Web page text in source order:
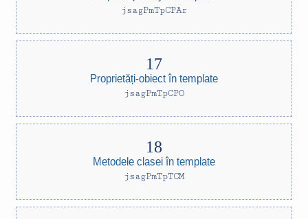
jsagPmTpCPAr
Proprietăți-obiect în template
jsagPmTpCPO
Metodele clasei în template
jsagPmTpTCM